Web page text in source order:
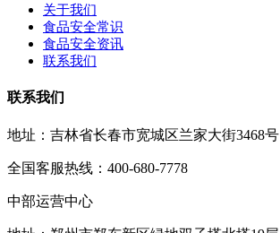
关于我们
食品安全常识
食品安全资讯
联系我们
联系我们
地址：吉林省长春市宽城区兰家大街3468号
全国客服热线：400-680-7778
中部运营中心